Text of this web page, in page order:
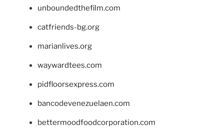
unboundedthefilm.com
catfriends-bg.org
marianlives.org
waywardtees.com
pidfloorsexpress.com
bancodevenezuelaen.com
bettermoodfoodcorporation.com